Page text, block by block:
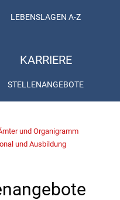
LEBENSLAGEN A-Z
KARRIERE
STELLENANGEBOTE
und Organigramm
und Ausbildung